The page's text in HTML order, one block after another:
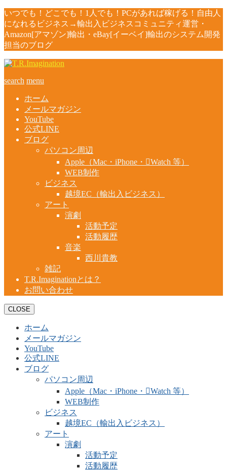
いつでも！どこでも！1人でも！PCがあれば稼げる！自由人
になれるビジネス→輸出入ビジネスコミュニティ運営・
Amazon[アマゾン]輸出・eBay[イーベイ]輸出のシステム開発
担当のブログ
search menu
ホーム
メールマガジン
YouTube
公式LINE
ブログ
パソコン周辺
Apple（Mac・iPhone・Watch 等）
WEB制作
ビジネス
越境EC（輸出入ビジネス）
アート
演劇
活動予定
活動履歴
音楽
西川貴教
雑記
T.R.Imaginationとは？
お問い合わせ
CLOSE
ホーム
メールマガジン
YouTube
公式LINE
ブログ
パソコン周辺
Apple（Mac・iPhone・Watch 等）
WEB制作
ビジネス
越境EC（輸出入ビジネス）
アート
演劇
活動予定
活動履歴